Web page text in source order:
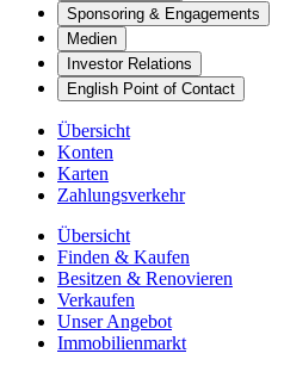
Sponsoring & Engagements
Medien
Investor Relations
English Point of Contact
Übersicht
Konten
Karten
Zahlungsverkehr
Übersicht
Finden & Kaufen
Besitzen & Renovieren
Verkaufen
Unser Angebot
Immobilienmarkt